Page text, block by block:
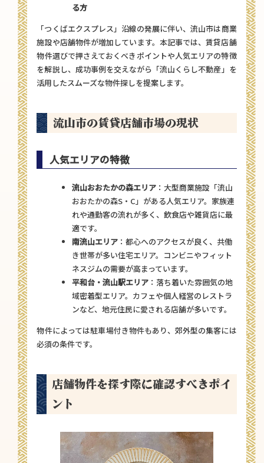
る方
「つくばエクスプレス」沿線の発展に伴い、流山市は商業
施設や店舗物件が増加しています。本記事では、賃貸店舗
物件選びで押さえておくべきポイントや人気エリアの特徴
を解説し、成功事例を交えながら「流山くらし不動産」を
活用したスムーズな物件探しを提案します。
流山市の賃貸店舗市場の現状
人気エリアの特徴
流山おおたかの森エリア ：大型商業施設「流山
おおたかの森S・C」がある人気エリア。家族連
れや通勤客の流れが多く、飲食店や雑貨店に最
適です。
南流山エリア ：都心へのアクセスが良く、共働
き世帯が多い住宅エリア。コンビニやフィット
ネスジムの需要が高まっています。
平和台・流山駅エリア ：落ち着いた雰囲気の地
域密着型エリア。カフェや個人経営のレストラ
ンなど、地元住民に愛される店舗が多いです。
物件によっては駐車場付き物件もあり、郊外型の集客には
必須の条件です。
店舗物件を探す際に確認すべきポイ
ント